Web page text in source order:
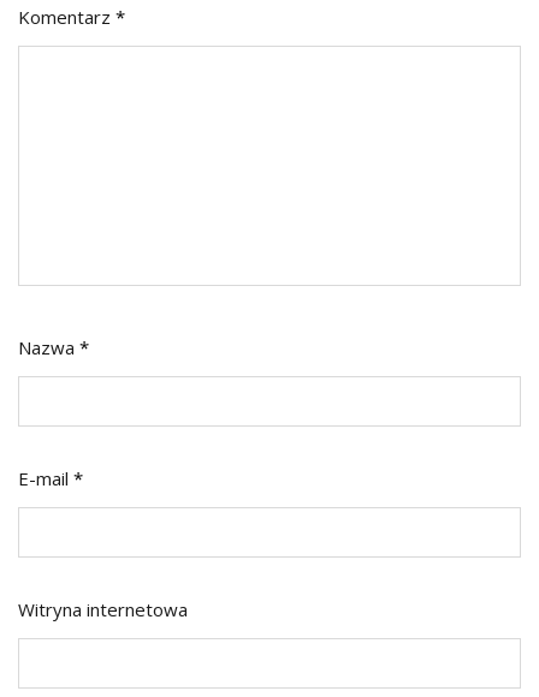
Komentarz *
Nazwa *
E-mail *
Witryna internetowa